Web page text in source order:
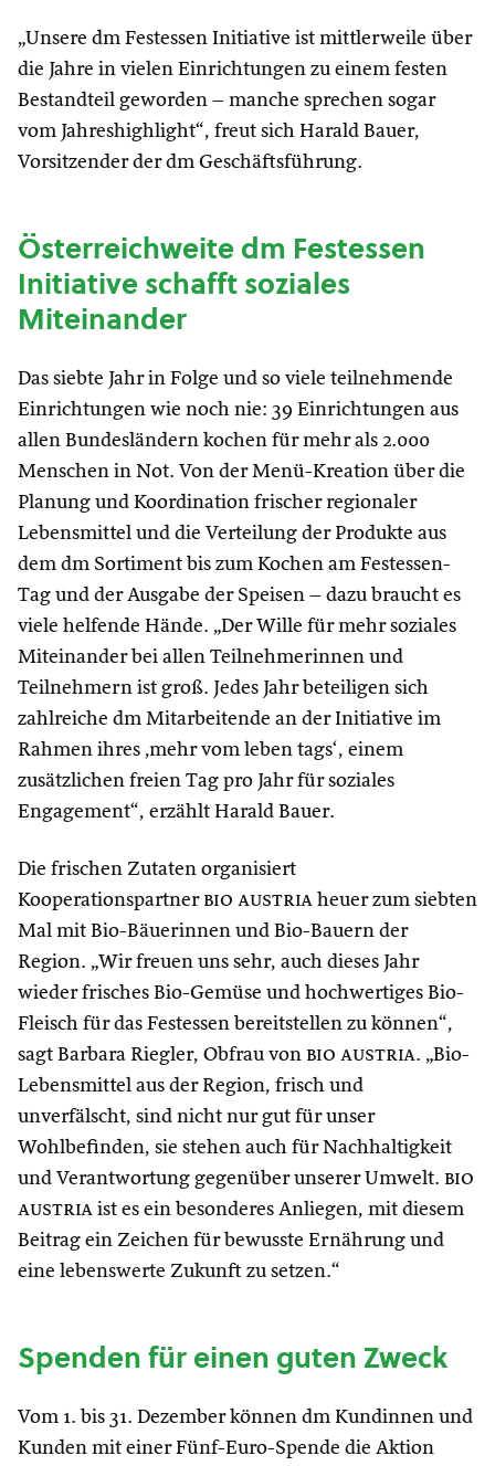
„Unsere dm Festessen Initiative ist mittlerweile über
die Jahre in vielen Einrichtungen zu einem festen
Bestandteil geworden – manche sprechen sogar
vom Jahreshighlight“, freut sich Harald Bauer,
Vorsitzender der dm Geschäftsführung.
Österreichweite dm Festessen
Initiative schafft soziales
Miteinander
Das siebte Jahr in Folge und so viele teilnehmende
Einrichtungen wie noch nie: 39 Einrichtungen aus
allen Bundesländern kochen für mehr als 2.000
Menschen in Not. Von der Menü-Kreation über die
Planung und Koordination frischer regionaler
Lebensmittel und die Verteilung der Produkte aus
dem dm Sortiment bis zum Kochen am Festessen-
Tag und der Ausgabe der Speisen – dazu braucht es
viele helfende Hände. „Der Wille für mehr soziales
Miteinander bei allen Teilnehmerinnen und
Teilnehmern ist groß. Jedes Jahr beteiligen sich
zahlreiche dm Mitarbeitende an der Initiative im
Rahmen ihres ‚mehr vom leben tags‘, einem
zusätzlichen freien Tag pro Jahr für soziales
Engagement“, erzählt Harald Bauer.
Die frischen Zutaten organisiert
Kooperationspartner bio austria heuer zum siebten
Mal mit Bio-Bäuerinnen und Bio-Bauern der
Region. „Wir freuen uns sehr, auch dieses Jahr
wieder frisches Bio-Gemüse und hochwertiges Bio-
Fleisch für das Festessen bereitstellen zu können“,
sagt Barbara Riegler, Obfrau von bio austria. „Bio-
Lebensmittel aus der Region, frisch und
unverfälscht, sind nicht nur gut für unser
Wohlbefinden, sie stehen auch für Nachhaltigkeit
und Verantwortung gegenüber unserer Umwelt. bio
austria ist es ein besonderes Anliegen, mit diesem
Beitrag ein Zeichen für bewusste Ernährung und
eine lebenswerte Zukunft zu setzen.“
Spenden für einen guten Zweck
Vom 1. bis 31. Dezember können dm Kundinnen und
Kunden mit einer Fünf-Euro-Spende die Aktion